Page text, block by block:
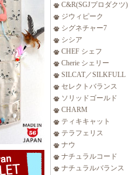
C&R(SGJプロダクツ)
ジウィピーク
シグネチャー7
シシア
CHEF シェフ
Cherie シェリー
SILCAT／SILKFULL
セレクトバランス
ソリッドゴールド
CHARM
ティキキャット
テラフェリス
ナウ
ナチュラルコード
ナチュラルバランス